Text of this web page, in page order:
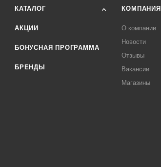
КАТАЛОГ
АКЦИИ
БОНУСНАЯ ПРОГРАММА
БРЕНДЫ
КОМПАНИЯ
О компании
Новости
Отзывы
Вакансии
Магазины